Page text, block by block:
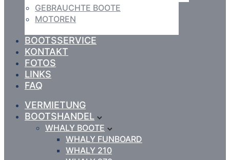
GEBRAUCHTE BOOTE
MOTOREN
BOOTSSERVICE
KONTAKT
FOTOS
LINKS
FAQ
VERMIETUNG
BOOTSHANDEL
WHALY BOOTE
WHALY FUNBOARD
WHALY 210